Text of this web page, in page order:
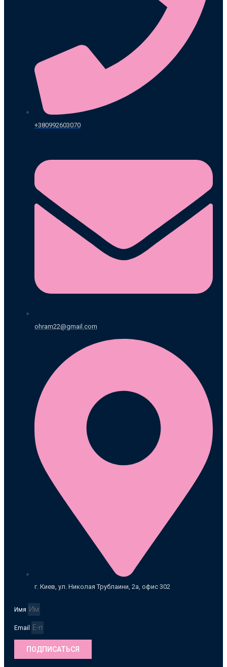
+380992603070
ohram22@gmail.com
г. Киев, ул. Николая Трублаини, 2а, офис 302
Имя
Email
ПОДПИСАТЬСЯ